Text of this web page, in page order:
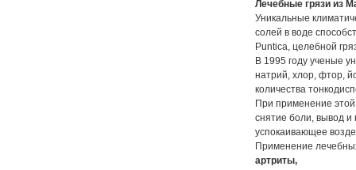
Лечебные грязи из
Уникальные
солей в воде
Puntica, целебной
В 1995 году ученые
натрий, хлор, фтор,
количества
При применение
снятие боли, вывод
успокаивающее
Применение
артриты,